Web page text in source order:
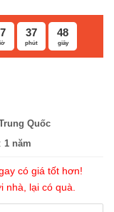
37
phút
47
giây
Quốc
1 năm
có giá tốt hơn!
nhà, lại có quà.